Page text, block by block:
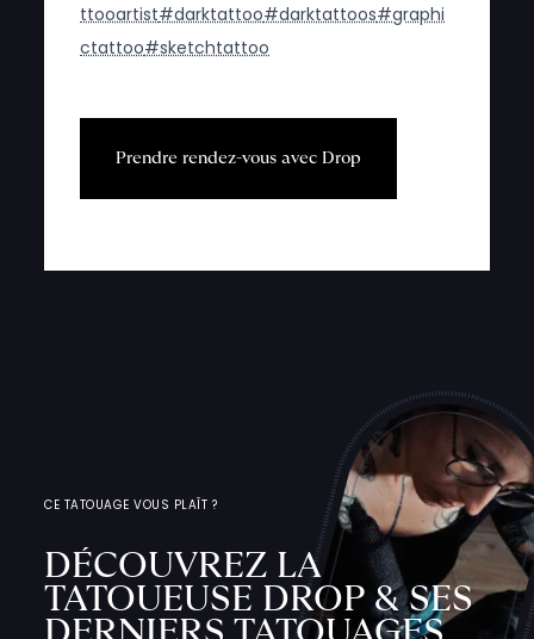
ttooartist#darktattoo#darktattoos#graphi
ctattoo#sketchtattoo
Prendre rendez-vous avec Drop
CE TATOUAGE VOUS PLAÎT ?
DÉCOUVREZ LA
TATOUEUSE DROP & SES